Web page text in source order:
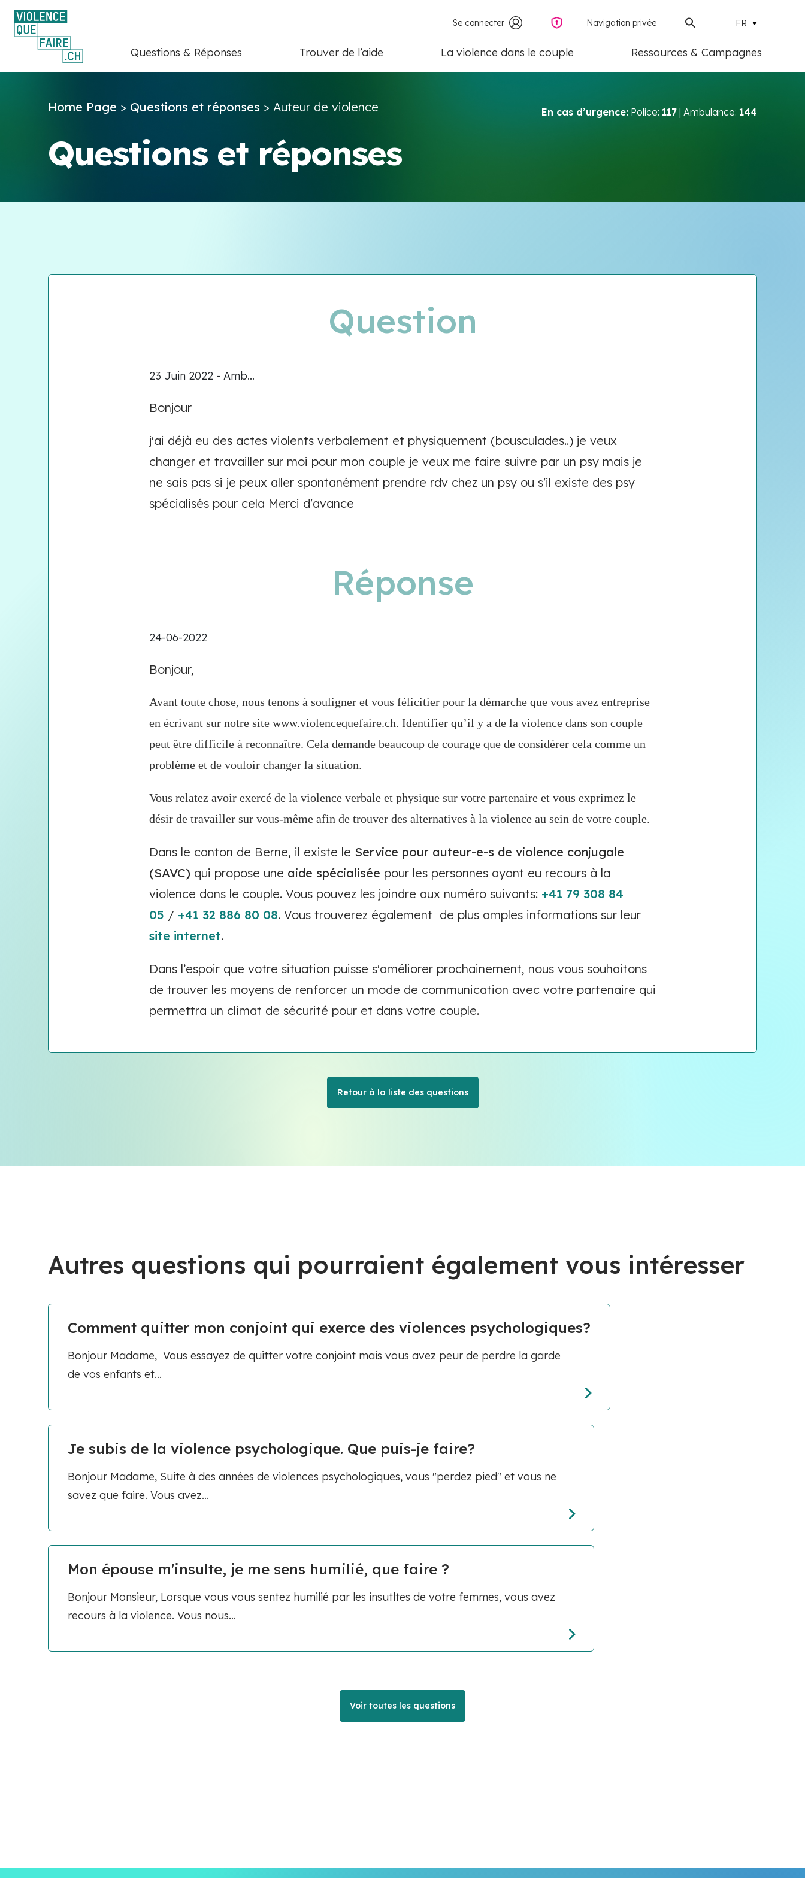
Se connecter Navigation privée FR
Questions & Réponses Trouver de l’aide La violence dans le couple Ressources & Campagnes
Home Page > Questions et réponses > Auteur de violence En cas d’urgence: Police: 117 | Ambulance: 144
Questions et réponses
Question
23 Juin 2022 - Amb...
Bonjour
j'ai déjà eu des actes violents verbalement et physiquement (bousculades..) je veux
changer et travailler sur moi pour mon couple je veux me faire suivre par un psy mais je
ne sais pas si je peux aller spontanément prendre rdv chez un psy ou s'il existe des psy
spécialisés pour cela Merci d'avance
Réponse
24-06-2022
Bonjour,
Avant toute chose, nous tenons à souligner et vous félicitier pour la démarche que vous avez entreprise
en écrivant sur notre site www.violencequefaire.ch. Identifier qu’il y a de la violence dans son couple
peut être difficile à reconnaître. Cela demande beaucoup de courage que de considérer cela comme un
problème et de vouloir changer la situation.
Vous relatez avoir exercé de la violence verbale et physique sur votre partenaire et vous exprimez le
désir de travailler sur vous-même afin de trouver des alternatives à la violence au sein de votre couple.
Dans le canton de Berne, il existe le Service pour auteur-e-s de violence conjugale
(SAVC) qui propose une aide spécialisée pour les personnes ayant eu recours à la
violence dans le couple. Vous pouvez les joindre aux numéro suivants: +41 79 308 84
05 / +41 32 886 80 08. Vous trouverez également de plus amples informations sur leur
site internet.
Dans l’espoir que votre situation puisse s'améliorer prochainement, nous vous souhaitons
de trouver les moyens de renforcer un mode de communication avec votre partenaire qui
permettra un climat de sécurité pour et dans votre couple.
Retour à la liste des questions
Autres questions qui pourraient également vous intéresser
Comment quitter mon conjoint qui exerce des violences psychologiques?
Bonjour Madame, Vous essayez de quitter votre conjoint mais vous avez peur de perdre la garde
de vos enfants et...
Je subis de la violence psychologique. Que puis-je faire?
Bonjour Madame, Suite à des années de violences psychologiques, vous "perdez pied" et vous ne
savez que faire. Vous avez...
Mon épouse m'insulte, je me sens humilié, que faire ?
Bonjour Monsieur, Lorsque vous vous sentez humilié par les insutltes de votre femmes, vous avez
recours à la violence. Vous nous...
Voir toutes les questions